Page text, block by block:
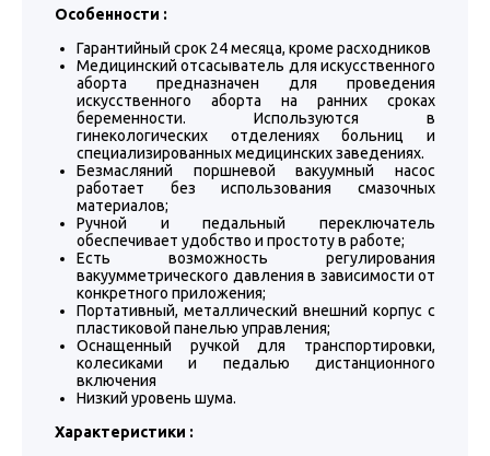
Особенности :
Гарантийный срок 24 месяца, кроме расходников
Медицинский отсасыватель для искусственного
аборта предназначен для проведения
искусственного аборта на ранних сроках
беременности. Используются в
гинекологических отделениях больниц и
специализированных медицинских заведениях.
Безмасляний поршневой вакуумный насос
работает без использования смазочных
материалов;
Ручной и педальный переключатель
обеспечивает удобство и простоту в работе;
Есть возможность регулирования
вакуумметрического давления в зависимости от
конкретного приложения;
Портативный, металлический внешний корпус с
пластиковой панелью управления;
Оснащенный ручкой для транспортировки,
колесиками и педалью дистанционного
включения
Низкий уровень шума.
Характеристики :